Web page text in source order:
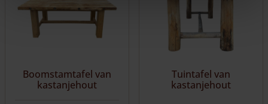
Boomstamtafel van
kastanjehout
Tuintafel van
kastanjehout